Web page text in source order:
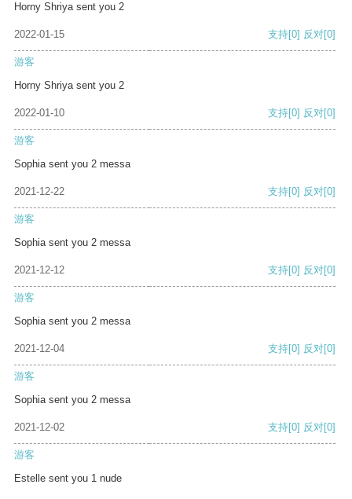
Horny Shriya sent you 2
2022-01-15 支持[0] 反对[0]
游客
Horny Shriya sent you 2
2022-01-10 支持[0] 反对[0]
游客
Sophia sent you 2 messa
2021-12-22 支持[0] 反对[0]
游客
Sophia sent you 2 messa
2021-12-12 支持[0] 反对[0]
游客
Sophia sent you 2 messa
2021-12-04 支持[0] 反对[0]
游客
Sophia sent you 2 messa
2021-12-02 支持[0] 反对[0]
游客
Estelle sent you 1 nude